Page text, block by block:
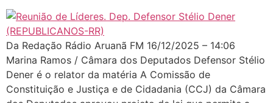
Da Redação Rádio Aruanã FM 16/12/2025 – 14:06
Marina Ramos / Câmara dos Deputados Defensor Stélio
Dener é o relator da matéria A Comissão de
Constituição e Justiça e de Cidadania (CCJ) da Câmara